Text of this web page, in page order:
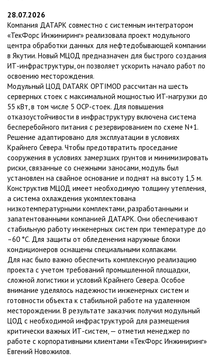
28.07.2026
Компания ДАТАРК совместно с системным интегратором
«ТекФорс Инжиниринг» реализовала проект модульного
центра обработки данных для нефтедобывающей компании
в Якутии. Новый МЦОД предназначен для быстрого создания
ИТ-инфраструктуры, он позволяет ускорить начало работ по
освоению месторождения.
Модульный ЦОД DATARK OPTIMOD рассчитан на шесть
серверных стоек с максимальной мощностью ИT-нагрузки до
55 кВт, в том числе 5 OCP-стоек. Для повышения
отказоустойчивости в инфраструктуру включена система
бесперебойного питания с резервированием по схеме N+1.
Решение адаптировано для эксплуатации в условиях
Крайнего Севера. Чтобы предотвратить проседание
сооружения в условиях замерзших грунтов и минимизировать
риски, связанные со снежными заносами, модуль был
установлен на свайное основание и поднят на высоту 1,5 м.
Конструктив МЦОД имеет необходимую толщину утепления,
а система охлаждения укомплектована
низкотемпературными комплектами, разработанными и
запатентованными компанией ДАТАРК. Они обеспечивают
стабильную работу инженерных систем при температуре до
–60 °C. Для защиты от обледенения наружные блоки
кондиционеров оснащены специальными колпаками.
Для нас было важно обеспечить комплексную реализацию
проекта с учетом требований промышленной площадки,
сложной логистики и условий Крайнего Севера. Особое
внимание уделялось надежности инженерных систем и
готовности объекта к стабильной работе на удаленном
месторождении. В результате заказчик получил модульный
ЦОД с необходимой инфраструктурой для размещения
критически важных ИТ-систем, — отметил менеджер по
работе с корпоративными клиентами «ТекФорс Инжиниринг»
Евгений Новожилов.